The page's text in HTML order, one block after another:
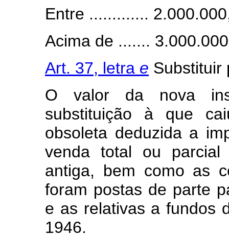
Entre .............
Acima de .......
Art. 37, letra e Substituir
O valor da nova
substituição à que
obsoleta deduzida a
venda total ou parcial
antiga, bem como as
foram postas de parte
e as relativas a fundos
1946.